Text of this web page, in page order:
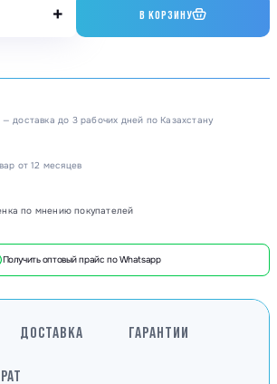
+ В КОРЗИНУ
доставка до 3 рабочих дней по Казахстану
от 12 месяцев
по мнению покупателей
Получить оптовый прайс по Whatsapp
ДОСТАВКА ГАРАНТИИ